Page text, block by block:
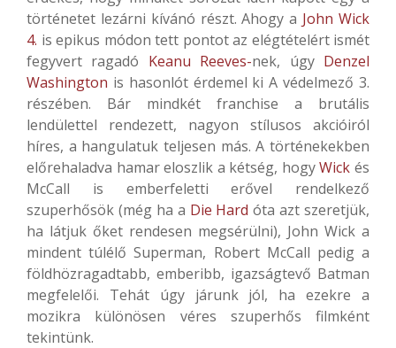
történetet lezárni kívánó részt. Ahogy a John Wick
4. is epikus módon tett pontot az elégtételért ismét
fegyvert ragadó Keanu Reeves-nek, úgy Denzel
Washington is hasonlót érdemel ki A védelmező 3.
részében. Bár mindkét franchise a brutális
lendülettel rendezett, nagyon stílusos akcióiról
híres, a hangulatuk teljesen más. A történekekben
előrehaladva hamar eloszlik a kétség, hogyWick és
McCall is emberfeletti erővel rendelkező
szuperhősök (még ha a Die Hard óta azt szeretjük,
ha látjuk őket rendesen megsérülni), John Wick a
mindent túlélő Superman, Robert McCall pedig a
földhözragadtabb, emberibb, igazságtevő Batman
megfelelői. Tehát úgy járunk jól, ha ezekre a
mozikra különösen véres szuperhős filmként
tekintünk.